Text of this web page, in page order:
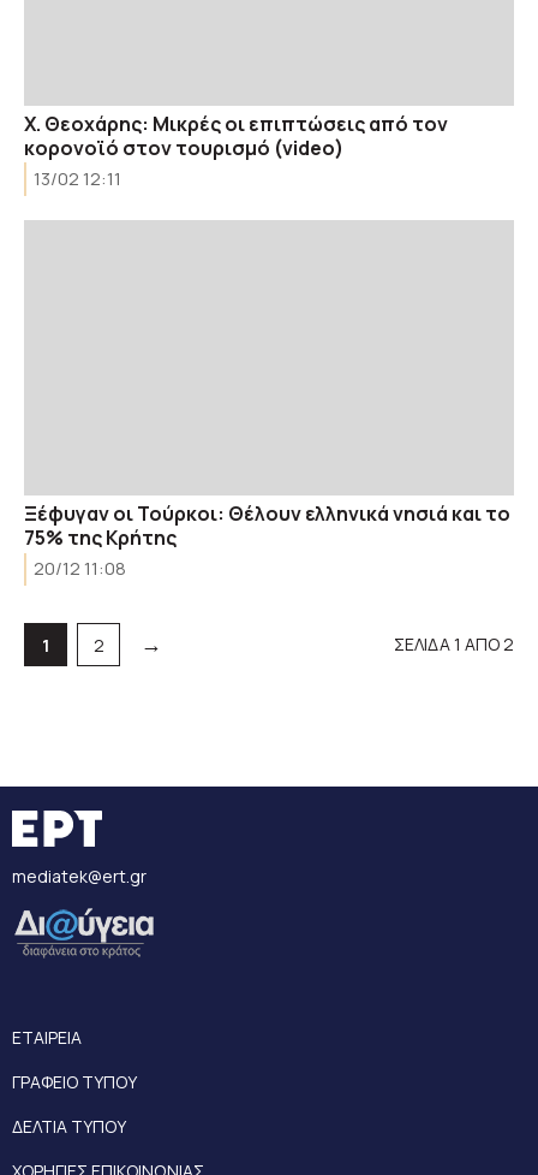
Χ. Θεοχάρης: Μικρές οι επιπτώσεις από τον
κορονοϊό στον τουρισμό (video)
13/02 12:11
Ξέφυγαν οι Τούρκοι: Θέλουν ελληνικά νησιά και το
75% της Κρήτης
20/12 11:08
Σελίδα
1 Σελίδα
2 → ΣΕΛΙΔΑ 1 ΑΠΟ 2
mediatek@ert.gr
ΕΤΑΙΡΕΙΑ
ΓΡΑΦΕΙΟ ΤΥΠΟΥ
ΔΕΛΤΙΑ ΤΥΠΟΥ